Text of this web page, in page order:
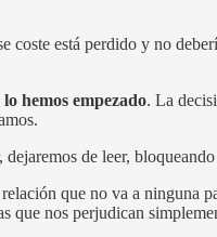
coste está perdido y no
hemos empezado. La
de leer,
que no va a ninguna
que nos perjudican